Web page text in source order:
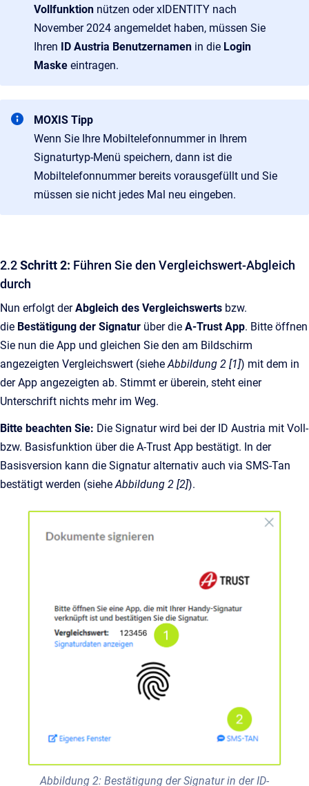
Vollfunktion nützen oder xIDENTITY nach
November 2024 angemeldet haben, müssen Sie
Ihren ID Austria Benutzernamen in die Login
Maske eintragen.
MOXIS Tipp
Wenn Sie Ihre Mobiltelefonnummer in Ihrem
Signaturtyp-Menü speichern, dann ist die
Mobiltelefonnummer bereits vorausgefüllt und Sie
müssen sie nicht jedes Mal neu eingeben.
2.2Schritt 2: Führen Sie den Vergleichswert-Abgleich
durch
Nun erfolgt derAbgleich des Vergleichswerts bzw.
die Bestätigung der Signatur über die A-Trust App. Bitte öffnen
Sie nun die App und gleichen Sie den am Bildschirm
angezeigten Vergleichswert (siehe Abbildung 2 [1]) mit dem in
der App angezeigten ab. Stimmt er überein, steht einer
Unterschrift nichts mehr im Weg.
Bitte beachten Sie: Die Signatur wird bei der ID Austria mit Voll-
bzw. Basisfunktion über die A-Trust App bestätigt. In der
Basisversion kann die Signatur alternativ auch via SMS-Tan
bestätigt werden (siehe Abbildung 2 [2]).
Abbildung 2: Bestätigung der Signatur in der ID-